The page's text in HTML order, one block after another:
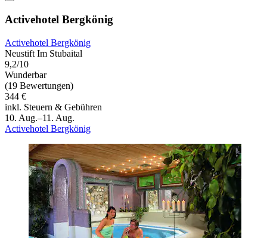
Activehotel Bergkönig
Activehotel Bergkönig
Neustift Im Stubaital
9,2/10
Wunderbar
(19 Bewertungen)
344 €
inkl. Steuern & Gebühren
10. Aug.–11. Aug.
Activehotel Bergkönig